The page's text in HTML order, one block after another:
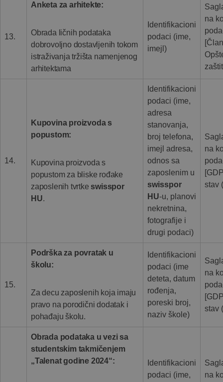
13.
Anketa za arhitekte:
Obrada ličnih podataka
dobrovoljno dostavljenih tokom
istraživanja tržišta namenjenog
arhitektama
Identifikacioni
podaci (ime,
imejl)
na
14.
Kupovina proizvoda s
popustom:
Kupovina proizvoda s
popustom za bliske rođake
zaposlenih tvrtke swisspor
HU.
Identifikacioni
podaci (ime,
adresa
stanovanja,
broj telefona,
imejl adresa,
odnos sa
zaposlenim u
swisspor
HU-u, planovi
nekretnina,
fotografije i
drugi podaci)
na
stav
15.
Podrška za povratak u
školu:
Za decu zaposlenih koja imaju
pravo na porodični dodatak i
pohađaju školu.
Identifikacioni
podaci (ime
deteta, datum
rođenja,
poreski broj,
naziv škole)
na
stav
Obrada podataka u vezi sa
studentskim takmičenjem
„Talenat godine 2024“:
Identifikacioni
podaci (ime,
na